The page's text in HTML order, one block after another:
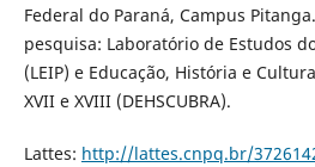
Federal do Paraná, Campus
pesquisa: Laboratório de Estudos
(LEIP) e Educação, História e
XVII e XVIII (DEHSCUBRA).
Lattes: http://lattes.cnpq.br/